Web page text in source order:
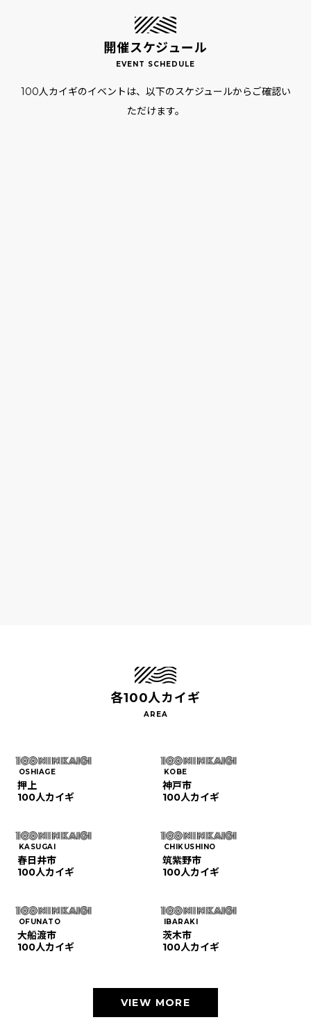
開催スケジュール
100人カイギのイベントは、以下のスケジュールからご確認い
ただけます。
各100人カイギ
OSHIAGE
押上
100人カイギ
KOBE
神戸市
100人カイギ
KASUGAI
春日井市
100人カイギ
CHIKUSHINO
筑紫野市
100人カイギ
OFUNATO
大船渡市
100人カイギ
IBARAKI
茨木市
100人カイギ
VIEW MORE